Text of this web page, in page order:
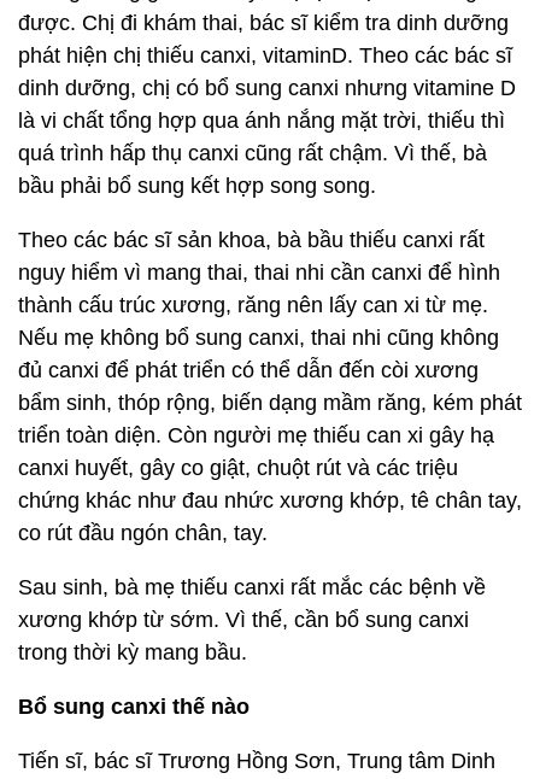
được. Chị đi khám thai, bác sĩ kiểm tra dinh dưỡng
phát hiện chị thiếu canxi, vitaminD. Theo các bác sĩ
dinh dưỡng, chị có bổ sung canxi nhưng vitamine D
là vi chất tổng hợp qua ánh nắng mặt trời, thiếu thì
quá trình hấp thụ canxi cũng rất chậm. Vì thế, bà
bầu phải bổ sung kết hợp song song.
Theo các bác sĩ sản khoa, bà bầu thiếu canxi rất
nguy hiểm vì mang thai, thai nhi cần canxi để hình
thành cấu trúc xương, răng nên lấy can xi từ mẹ.
Nếu mẹ không bổ sung canxi, thai nhi cũng không
đủ canxi để phát triển có thể dẫn đến còi xương
bẩm sinh, thóp rộng, biến dạng mầm răng, kém phát
triển toàn diện. Còn người mẹ thiếu can xi gây hạ
canxi huyết, gây co giật, chuột rút và các triệu
chứng khác như đau nhức xương khớp, tê chân tay,
co rút đầu ngón chân, tay.
Sau sinh, bà mẹ thiếu canxi rất mắc các bệnh về
xương khớp từ sớm. Vì thế, cần bổ sung canxi
trong thời kỳ mang bầu.
Bổ sung canxi thế nào
Tiến sĩ, bác sĩ Trương Hồng Sơn, Trung tâm Dinh